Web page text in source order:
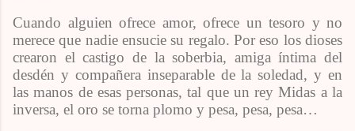
Cuando alguien ofrece amor, ofrece un tesoro y no
merece que nadie ensucie su regalo. Por eso los dioses
crearon el castigo de la soberbia, amiga íntima del
desdén y compañera inseparable de la soledad, y en
las manos de esas personas, tal que un rey Midas a la
inversa, el oro se torna plomo y pesa, pesa, pesa…